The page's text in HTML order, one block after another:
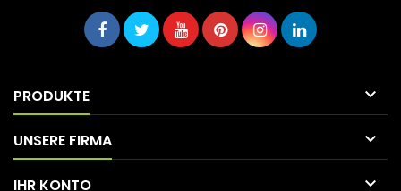
PRODUKTE 
UNSERE FIRMA 
IHR KONTO 